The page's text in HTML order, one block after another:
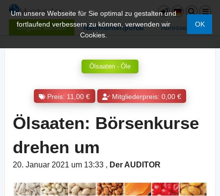
Mitglied werden Nachrichtenportal Adressen
Um unsere Webseite für Sie optimal zu gestalten und
fortlaufend verbessern zu können, verwenden wir
Cookies.
OK
Ölsaaten - Öle
Preis: 11,00 € Mitgliederpreis: 0,00 €
Ölsaaten: Börsenkurse
drehen um
20. Januar 2021 um 13:33 , Der AUDITOR